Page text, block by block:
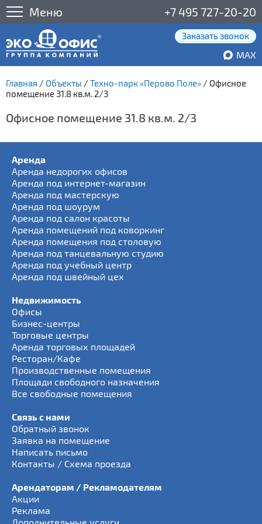
Меню +7 495 727-20-20
Заказать звонок
MAX
Главная / Объекты /Техно-парк «Перово Поле» / Офисное
помещение 31.8 кв.м. 2/3
Офисное помещение 31.8 кв.м. 2/3
Аренда
Аренда недорогих офисов
Аренда под интернет-магазин
Аренда под мастерскую
Аренда под шоурум
Аренда под салон красоты
Аренда помещений под коворкинг
Аренда помещения под столовую
Аренда под танцевальную студию
Аренда под учебный центр
Аренда под швейный цех
Недвижимость
Офисы
Бизнес-центры
Торговые центры
Аренда торговых площадей
Ресторан/Кафе
Производственные помещения
Площади свободного назначения
Все свободные помещения
Связь с нами
Обратный звонок
Заявка на помещение
Написать письмо
Контакты / Схема проезда
Арендаторам / Рекламодателям
Акции
Реклама